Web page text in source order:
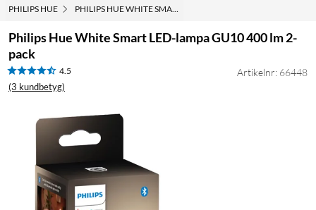
PHILIPS HUE PHILIPS HUE WHITE SMART LED-LAMPA GU10 400 LM 2-PACK
Philips Hue White Smart LED-lampa GU10 400 lm 2-
pack
4.5
(3 kundbetyg)
Artikelnr: 66448